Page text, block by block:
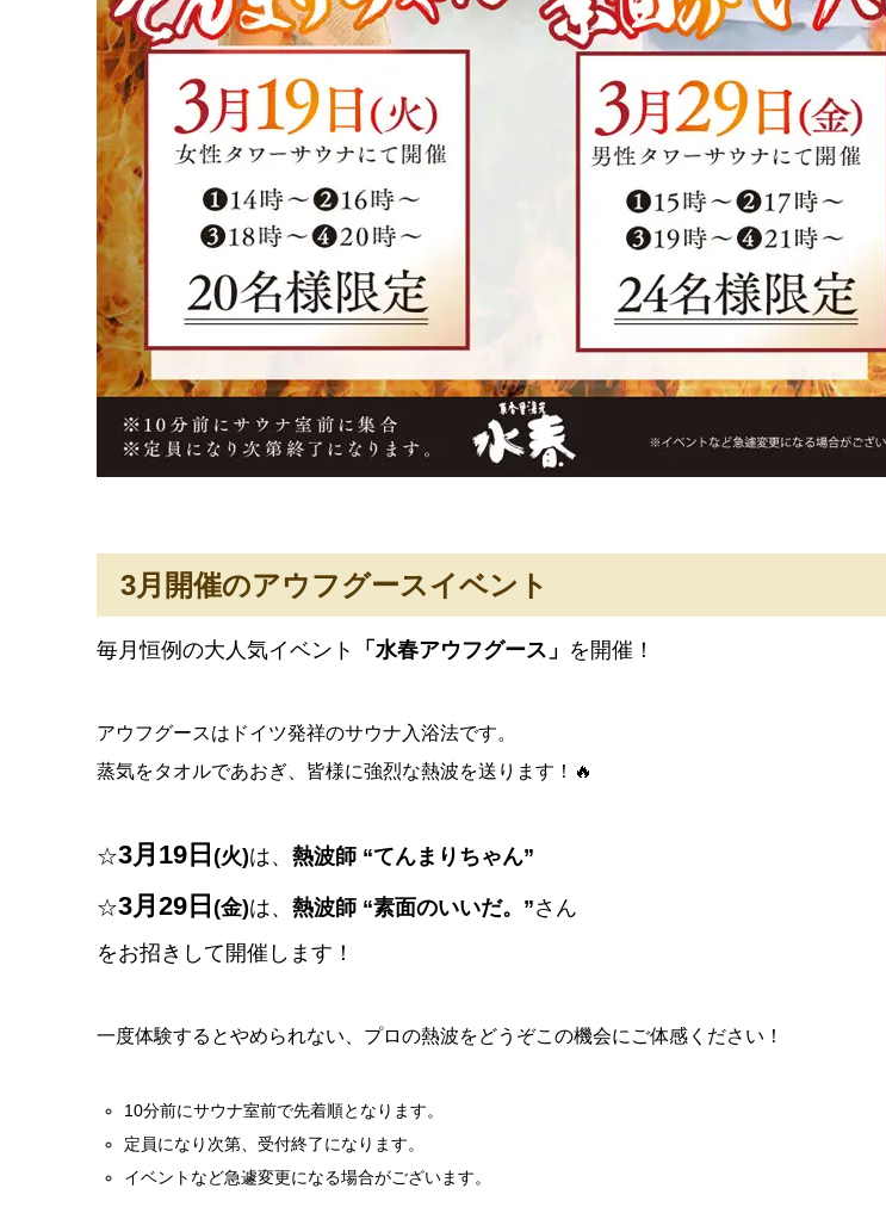
3月開催のアウフグースイベント
毎月恒例の大人気イベント 「水春アウフグース」 を開催！
アウフグースはドイツ発祥のサウナ入浴法です。
蒸気をタオルであおぎ、皆様に強烈な熱波を送ります！🔥
☆3月19日 (火)は、 熱波師 “てんまりちゃん”
☆3月29日 (金)は、 熱波師 “素面のいいだ。”さん
をお招きして開催します！
一度体験するとやめられない、プロの熱波をどうぞこの機会にご体感ください！
10分前にサウナ室前で先着順となります。
定員になり次第、受付終了になります。
イベントなど急遽変更になる場合がございます。